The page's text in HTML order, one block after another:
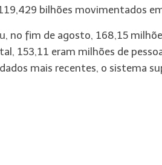
bilhões movimentados
no fim de agosto, 168,15
153,11 eram milhões de
mais recentes, o sistema